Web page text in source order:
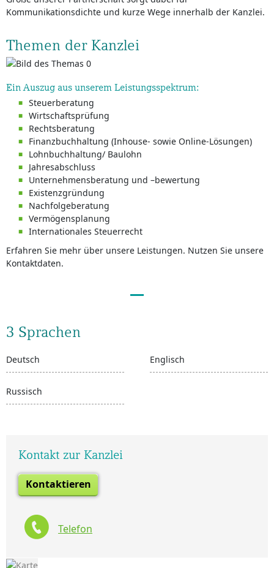
Kommunikationsdichte und kurze Wege innerhalb der Kanzlei.
Themen der Kanzlei
Ein Auszug aus unserem Leistungsspektrum:
Steuerberatung
Wirtschaftsprüfung
Rechtsberatung
Finanzbuchhaltung (Inhouse- sowie Online-Lösungen)
Lohnbuchhaltung/ Baulohn
Jahresabschluss
Unternehmensberatung und –bewertung
Existenzgründung
Nachfolgeberatung
Vermögensplanung
Internationales Steuerrecht
Erfahren Sie mehr über unsere Leistungen. Nutzen Sie unsere
Kontaktdaten.
3 Sprachen
Deutsch Englisch
Russisch
Kontakt zur Kanzlei
Kontaktieren
Telefon